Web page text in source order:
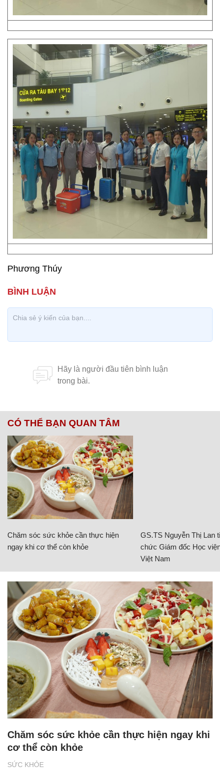
Phương Thúy
CÓ THỂ BẠN QUAN TÂM
Chăm sóc sức khỏe cần thực hiện
ngay khi cơ thể còn khỏe
GS.TS Nguyễn Thị Lan
chức Giám đốc Học
Việt Nam
SỨC KHỎE
Chăm sóc sức khỏe cần thực hiện ngay khi
cơ thể còn khỏe